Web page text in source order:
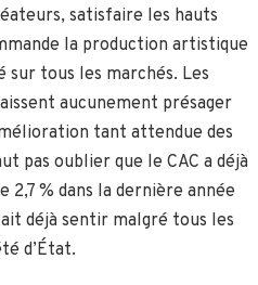
satisfaire les hauts
la production artistique
tous les marchés. Les
aucunement présager
tant attendue des
pas oublier que le CAC a déjà
2,7 % dans la dernière année
déjà sentir malgré tous les
d’État.